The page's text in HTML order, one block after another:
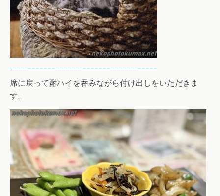
席に戻って酎ハイを吞みながら付け出しをいただきま
す。